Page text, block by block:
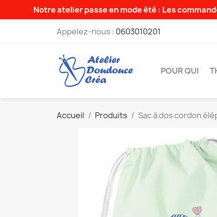
Notre atelier passe en mode été : Les
Appelez-nous : 0603010201
POUR QUI
Accueil Produits Sac à dos cordon